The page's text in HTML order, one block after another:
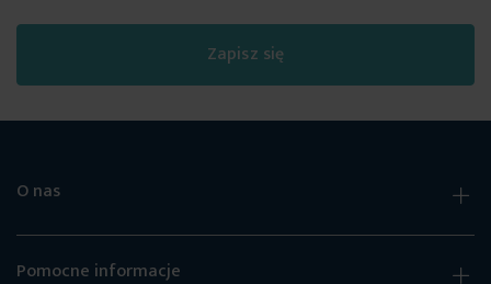
Zapisz się
O nas
Pomocne informacje